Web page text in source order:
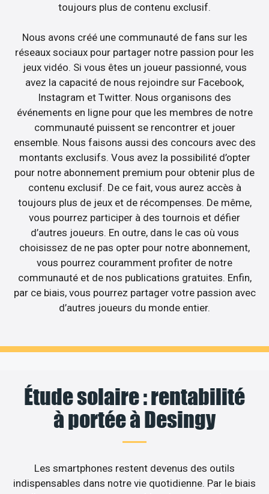
toujours plus de contenu exclusif.
Nous avons créé une communauté de fans sur les
réseaux sociaux pour partager notre passion pour les
jeux vidéo. Si vous êtes un joueur passionné, vous
avez la capacité de nous rejoindre sur Facebook,
Instagram et Twitter. Nous organisons des
événements en ligne pour que les membres de notre
communauté puissent se rencontrer et jouer
ensemble. Nous faisons aussi des concours avec des
montants exclusifs. Vous avez la possibilité d’opter
pour notre abonnement premium pour obtenir plus de
contenu exclusif. De ce fait, vous aurez accès à
toujours plus de jeux et de récompenses. De même,
vous pourrez participer à des tournois et défier
d’autres joueurs. En outre, dans le cas où vous
choisissez de ne pas opter pour notre abonnement,
vous pourrez couramment profiter de notre
communauté et de nos publications gratuites. Enfin,
par ce biais, vous pourrez partager votre passion avec
d’autres joueurs du monde entier.
Étude solaire : rentabilité
à portée à Desingy
Les smartphones restent devenus des outils
indispensables dans notre vie quotidienne. Par le biais